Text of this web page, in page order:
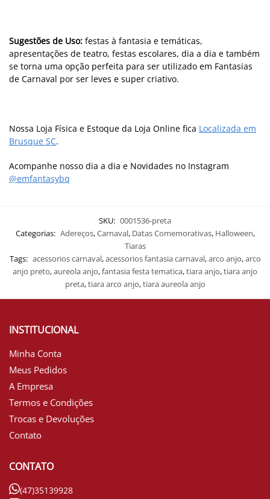
Sugestões de Uso: festas à fantasia e temáticas,
apresentações de teatro, festas escolares, dia a dia e também
se torna uma opção perfeita para ser utilizado em Fantasias
de Carnaval por ser leves e super criativo.
Nossa Loja Física e Estoque da Loja Online fica Localizada em
Brusque SC.
Acompanhe nosso dia a dia e Novidades no Instagram
@emfantasybq
SKU: 0001536-preta
Categorias: Adereços,Carnaval, Datas Comemorativas, Halloween,
Tiaras
Tags: acessorios carnaval,acessorios fantasia carnaval,arco anjo,arco
anjo preto,aureola anjo,fantasia festa tematica,tiara anjo,tiara anjo
preta,tiara arco anjo,tiara aureola anjo
INSTITUCIONAL
Minha Conta
Meus Pedidos
A Empresa
Termos e Condições
Trocas e Devoluções
Contato
CONTATO
(47)35139928